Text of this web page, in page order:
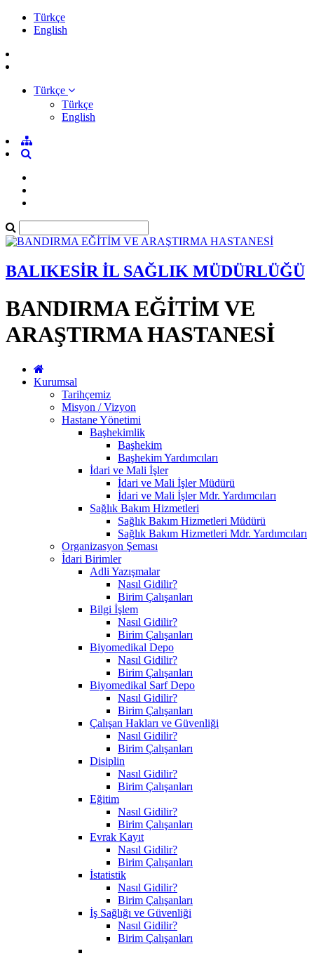
Türkçe
English
Türkçe
Türkçe
English
BALIKESİR İL SAĞLIK MÜDÜRLÜĞÜ
BANDIRMA EĞİTİM VE
ARAŞTIRMA HASTANESİ
Kurumsal
Tarihçemiz
Misyon / Vizyon
Hastane Yönetimi
Başhekimlik
Başhekim
Başhekim Yardımcıları
İdari ve Mali İşler
İdari ve Mali İşler Müdürü
İdari ve Mali İşler Mdr. Yardımcıları
Sağlık Bakım Hizmetleri
Sağlık Bakım Hizmetleri Müdürü
Sağlık Bakım Hizmetleri Mdr. Yardımcıları
Organizasyon Şeması
İdari Birimler
Adli Yazışmalar
Nasıl Gidilir?
Birim Çalışanları
Bilgi İşlem
Nasıl Gidilir?
Birim Çalışanları
Biyomedikal Depo
Nasıl Gidilir?
Birim Çalışanları
Biyomedikal Sarf Depo
Nasıl Gidilir?
Birim Çalışanları
Çalışan Hakları ve Güvenliği
Nasıl Gidilir?
Birim Çalışanları
Disiplin
Nasıl Gidilir?
Birim Çalışanları
Eğitim
Nasıl Gidilir?
Birim Çalışanları
Evrak Kayıt
Nasıl Gidilir?
Birim Çalışanları
İstatistik
Nasıl Gidilir?
Birim Çalışanları
İş Sağlığı ve Güvenliği
Nasıl Gidilir?
Birim Çalışanları